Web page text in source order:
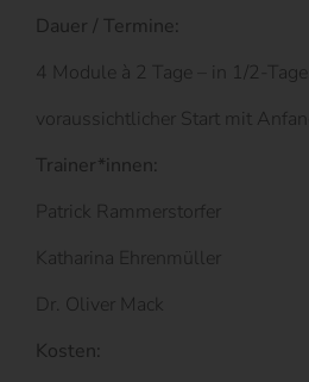
Dauer / Termine:
4 Module à 2 Tage – in 1/2-
voraussichtlicher Start mit
Trainer*innen:
Patrick Rammerstorfer
Katharina Ehrenmüller
Dr. Oliver Mack
Kosten: